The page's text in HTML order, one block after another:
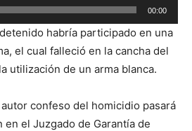
00:00
habría participado en una
el cual falleció en la cancha del
utilización de un arma blanca.
confeso del homicidio pasará
el Juzgado de Garantía de